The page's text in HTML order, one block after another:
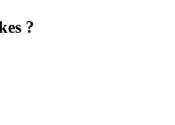
?